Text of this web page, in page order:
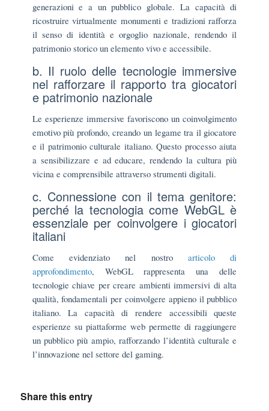
generazioni e a un pubblico globale. La capacità di
ricostruire virtualmente monumenti e tradizioni rafforza
il senso di identità e orgoglio nazionale, rendendo il
patrimonio storico un elemento vivo e accessibile.
b. Il ruolo delle tecnologie immersive
nel rafforzare il rapporto tra giocatori
e patrimonio nazionale
Le esperienze immersive favoriscono un coinvolgimento
emotivo più profondo, creando un legame tra il giocatore
e il patrimonio culturale italiano. Questo processo aiuta
a sensibilizzare e ad educare, rendendo la cultura più
vicina e comprensibile attraverso strumenti digitali.
c. Connessione con il tema genitore:
perché la tecnologia come WebGL è
essenziale per coinvolgere i giocatori
italiani
Come evidenziato nel nostroarticolo di
approfondimento, WebGL rappresenta una delle
tecnologie chiave per creare ambienti immersivi di alta
qualità, fondamentali per coinvolgere appieno il pubblico
italiano. La capacità di rendere accessibili queste
esperienze su piattaforme web permette di raggiungere
un pubblico più ampio, rafforzando l’identità culturale e
l’innovazione nel settore del gaming.
Share this entry